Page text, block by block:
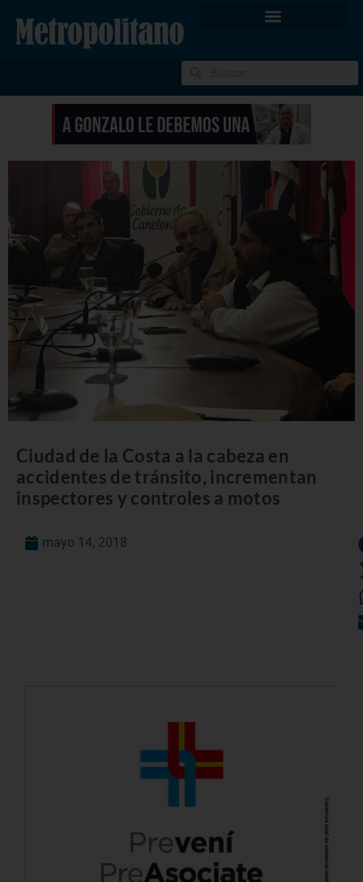
Ciudad de la Costa a la cabeza en
accidentes de tránsito, incrementan
inspectores y controles a motos
mayo 14, 2018